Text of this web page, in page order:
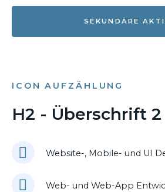
SEKUNDÄRE
ICON AUFZÄHLUNG
H2 - Überschrift 2
Website-, Mobile- und UI
Web- und Web-App